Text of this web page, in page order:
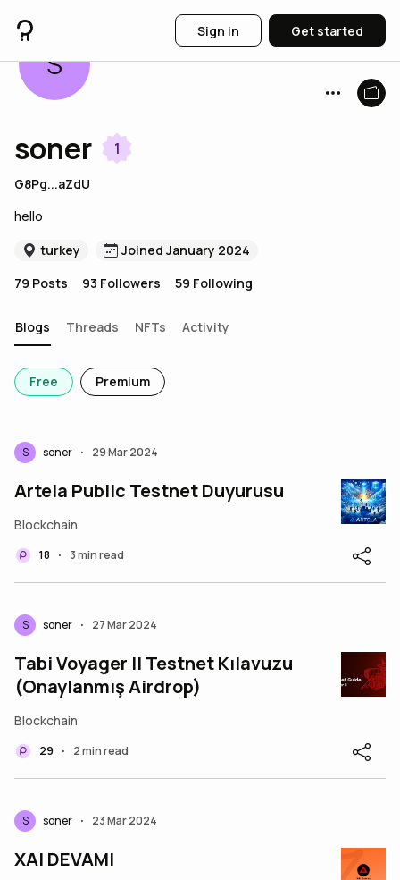
Sign in Get started
S
soner 1
G8Pg...aZdU
hello
turkey
Joined January 2024
79 Posts 93 Followers 59 Following
Blogs Threads NFTs Activity
Free Premium
S soner • 29 Mar 2024
Artela Public Testnet Duyurusu
Blockchain
18 • 3 min read
S soner • 27 Mar 2024
Tabi Voyager II Testnet Kılavuzu
(Onaylanmış Airdrop)
Blockchain
29 • 2 min read
S soner • 23 Mar 2024
XAI DEVAMI